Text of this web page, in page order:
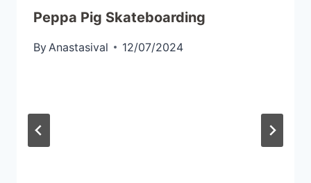
Peppa Pig Skateboarding
By Anastasival 12/07/2024